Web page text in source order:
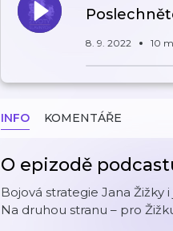
8. 9. 2022 10
INFO KOMENTÁŘE
O epizodě
Bojová strategie Jana
Na druhou stranu – pro